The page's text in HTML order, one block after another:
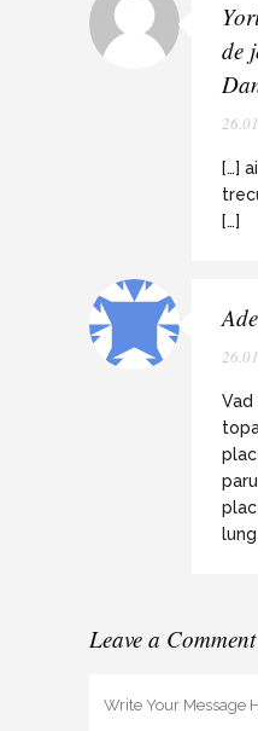
de
[…]
[…]
Vad
lung
Leave a Comment